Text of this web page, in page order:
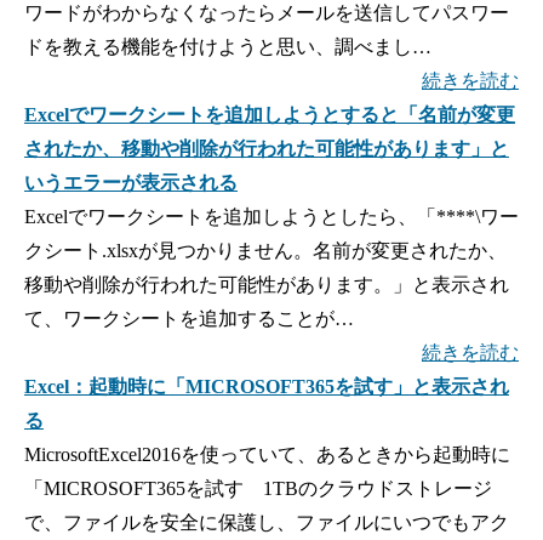
ワードがわからなくなったらメールを送信してパスワー
ドを教える機能を付けようと思い、調べまし…
続きを読む
Excelでワークシートを追加しようとすると「名前が変更
されたか、移動や削除が行われた可能性があります」と
いうエラーが表示される
Excelでワークシートを追加しようとしたら、「****\ワー
クシート.xlsxが見つかりません。名前が変更されたか、
移動や削除が行われた可能性があります。」と表示され
て、ワークシートを追加することが…
続きを読む
Excel：起動時に「MICROSOFT365を試す」と表示され
る
MicrosoftExcel2016を使っていて、あるときから起動時に
「MICROSOFT365を試す 1TBのクラウドストレージ
で、ファイルを安全に保護し、ファイルにいつでもアク